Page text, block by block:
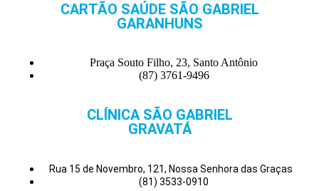
CARTÃO SAÚDE SÃO GABRIEL
GARANHUNS
Praça Souto Filho, 23, Santo Antônio
(87) 3761-9496
CLÍNICA SÃO GABRIEL
GRAVATÁ
Rua 15 de Novembro, 121, Nossa Senhora das Graças
(81) 3533-0910